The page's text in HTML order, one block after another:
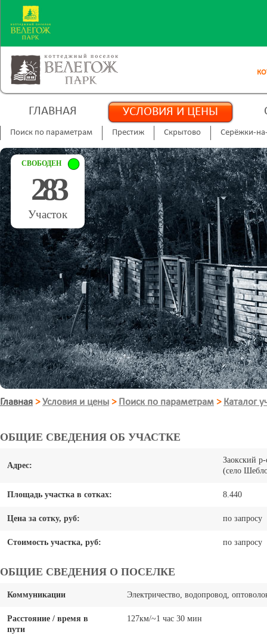
ГЛАВНАЯ УСЛОВИЯ И ЦЕНЫ
Поиск по параметрам Престиж Скрытово Серёжки-
Главная >Условия и цены > Поиск по параметрам > Каталог
СВОБОДЕН
283
Участок
ОБЩИЕ СВЕДЕНИЯ ОБ УЧАСТКЕ
Адрес:
Заокский
(село
Площадь участка в сотках: 8.440
Цена за сотку, руб: по запросу
Стоимость участка, руб: по запросу
ОБЩИЕ СВЕДЕНИЯ О ПОСЕЛКЕ
Коммуникации Электричество, водопровод,
Расстояние / время в
пути
127км/~1 час 30 мин